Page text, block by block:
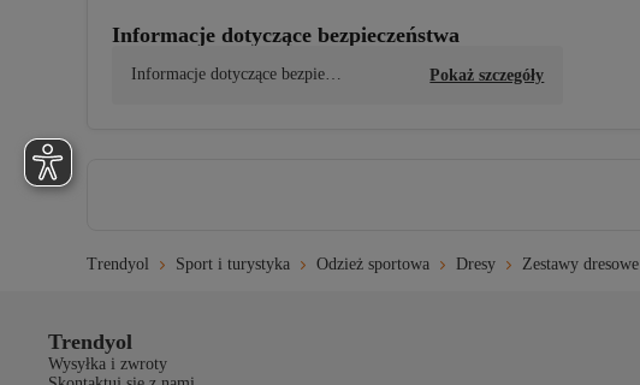
Gładki
Skład materiału
Informacje dotyczące bezpieczeństwa
Informacje dotyczące bezpiecz
Pokaż szczegóły
Trendyol Sport i turystyka Odzież sportowa Dresy Zestawy dresowe
Trendyol
Wysyłka i zwroty